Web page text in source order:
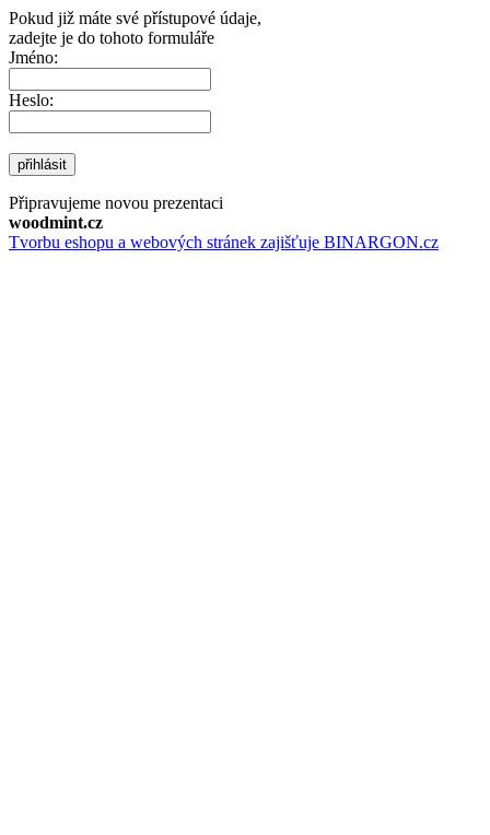
Pokud již máte své přístupové údaje,
zadejte je do tohoto formuláře
Jméno:
Heslo:
přihlásit
Připravujeme novou prezentaci
woodmint.cz
Tvorbu eshopu a webových stránek zajišťuje BINARGON.cz